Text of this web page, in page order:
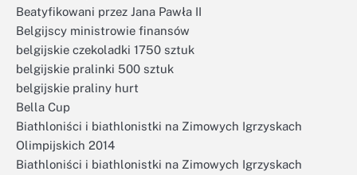
Beatyfikowani przez Jana Pawła II
Belgijscy ministrowie finansów
belgijskie czekoladki 1750 sztuk
belgijskie pralinki 500 sztuk
belgijskie praliny hurt
Bella Cup
Biathloniści i biathlonistki na Zimowych Igrzyskach
Olimpijskich 2014
Biathloniści i biathlonistki na Zimowych Igrzyskach